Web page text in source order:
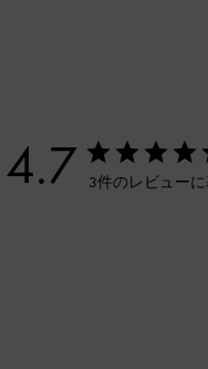
4.7 3件のレビューに